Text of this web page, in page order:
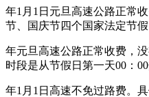
年1月1日元旦高速公路正常
节、国庆节四个国家法定节
年元旦高速公路正常收费，
时段是从节假日第一天00：
年1月1日高速不免过路费。